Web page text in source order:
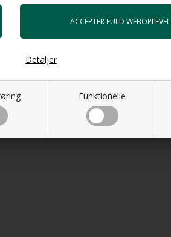
Funktionelle
Detaljer
og holdbarhed prioriteres frem for
kompromis med helheden. For private
kan tænkes sammen på tværs af
i italiensk design , valgt med